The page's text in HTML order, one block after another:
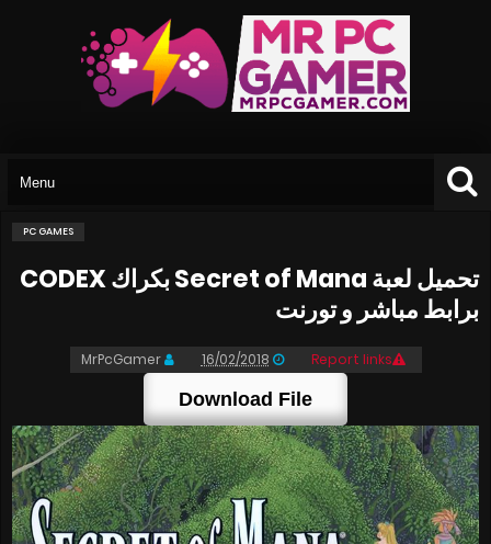
PC GAMES
تحميل لعبة Secret of Mana بكراك CODEX
برابط مباشر و تورنت
MrPcGamer 16/02/2018 Report links
Download File